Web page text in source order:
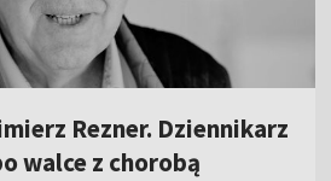
Rezner. Dziennikarz
walce z chorobą